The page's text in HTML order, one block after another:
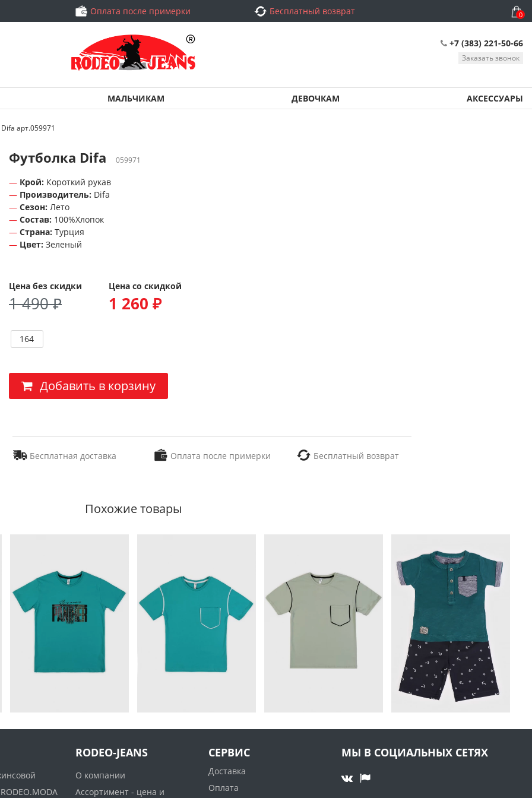
Оплата после примерки Бесплатный возврат 0
+7 (383) 221-50-66
Заказать звонок
МАЛЬЧИКАМ ДЕВОЧКАМ АКСЕССУАРЫ
арт.059971
Футболка Difa 059971
Крой: Короткий рукав
Производитель: Difa
Сезон: Лето
Состав: 100%Хлопок
Страна: Турция
Цвет: Зеленый
Цена без скидки
1 490 ₽
Цена со скидкой
1 260 ₽
164
Добавить в корзину
Бесплатная доставка Оплата после примерки Бесплатный возврат
Похожие товары
RODEO-JEANS
О компании
Ассортимент - цена и
СЕРВИС
Доставка
Оплата
МЫ В СОЦИАЛЬНЫХ СЕТЯХ